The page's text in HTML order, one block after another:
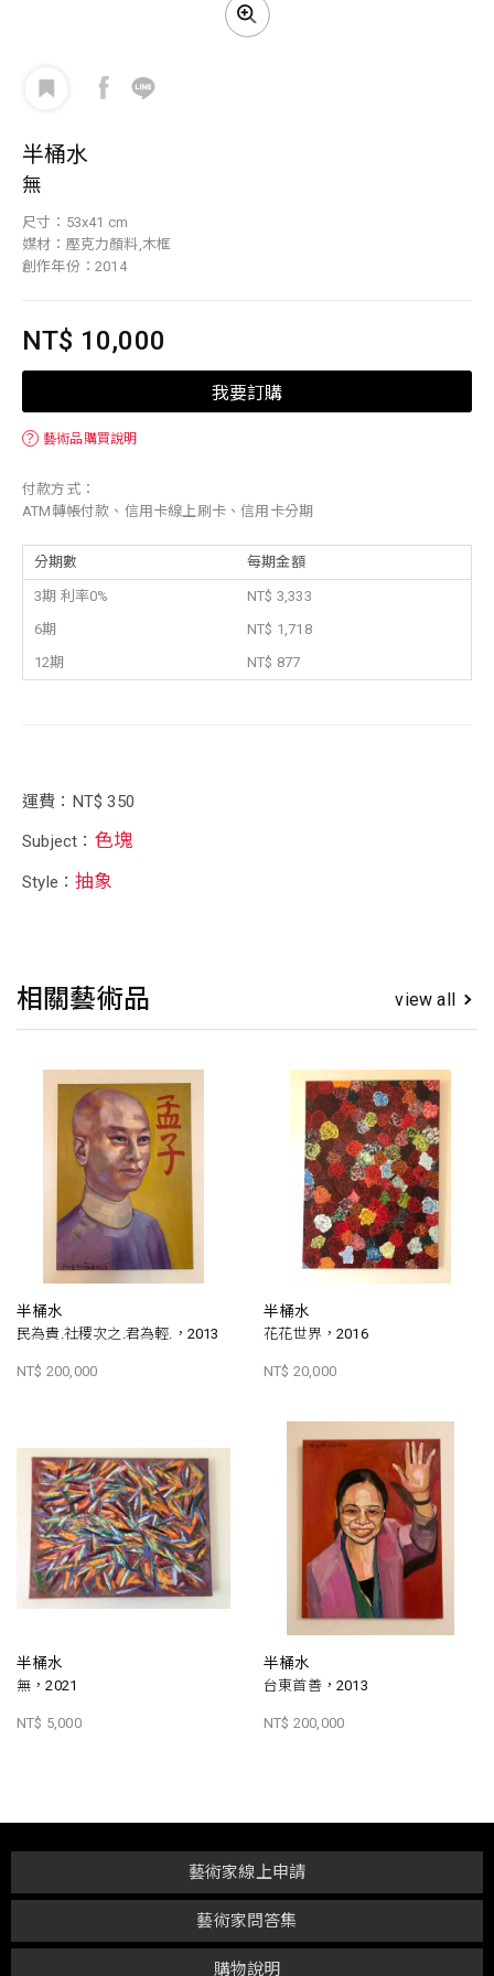
半桶水
無
尺寸：53x41 cm
媒材：壓克力顏料,木框
創作年份：2014
NT$ 10,000
我要訂購
？ 藝術品購買說明
付款方式：
ATM轉帳付款、信用卡線上刷卡、信用卡分期
分期數 每期金額
3期 利率0%
NT$ 3,333
6期
NT$ 1,718
12期
NT$ 877
運費：NT$ 350
Subject： 色塊
Style：抽象
相關藝術品 view all
半桶水
民為貴.社稷次之.君為輕.，2013
NT$ 200,000
半桶水
花花世界，2016
NT$ 20,000
半桶水
無，2021
NT$ 5,000
半桶水
台東首善，2013
NT$ 200,000
購物說明
藝術家問答集
藝術家線上申請